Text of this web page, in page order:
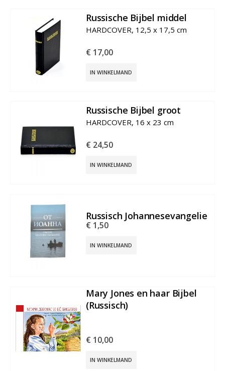
Russische Bijbel middel
€ 17,00
IN WINKELMAND
Russische Bijbel groot
€ 24,50
IN WINKELMAND
Russisch Johannesevangelie
€ 1,50
IN WINKELMAND
Mary Jones en haar Bijbel
(Russisch)
€ 10,00
IN WINKELMAND